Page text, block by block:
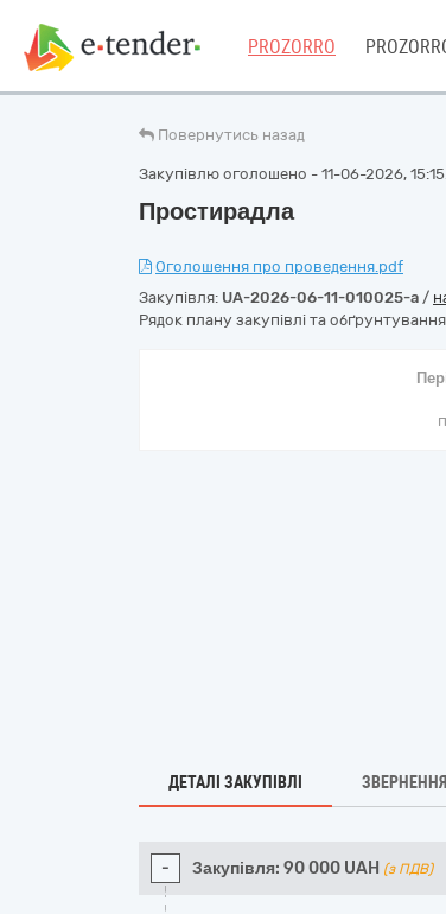
PROZORRO
Повернутись назад
Закупівлю оголошено - 11-06-2026,
Простирадла
Оголошення про проведення.pdf
Закупівля: UA-2026-06-11-010025-a /
Рядок плану закупівлі та
ДЕТАЛІ ЗАКУПІВЛІ
- Закупівля: 90 000 UAH (з ПДВ)